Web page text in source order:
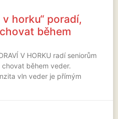
horku“ poradí,
během
V HORKU radí seniorům
během veder.
vln veder je přímým